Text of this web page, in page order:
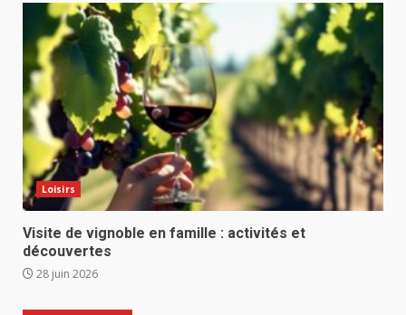
Loisirs
Visite de vignoble en famille : activités et
découvertes
28 juin 2026